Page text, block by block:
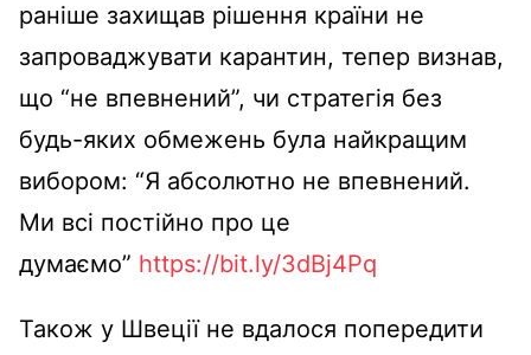
раніше захищав рішення країни не
запроваджувати карантин, тепер визнав,
що “не впевнений”, чи стратегія без
будь-яких обмежень була найкращим
вибором: “Я абсолютно не впевнений.
Ми всі постійно про це
думаємо” https://bit.ly/3dBj4Pq
Також у Швеції не вдалося попередити